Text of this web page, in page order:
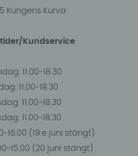
Kungens Kurva
Kundservice
11.00-18.30
11.00-18.30
11.00-18.30
11.00-18.30
16:00 (19:e juni stängt)
15.00 (20 juni stängt)